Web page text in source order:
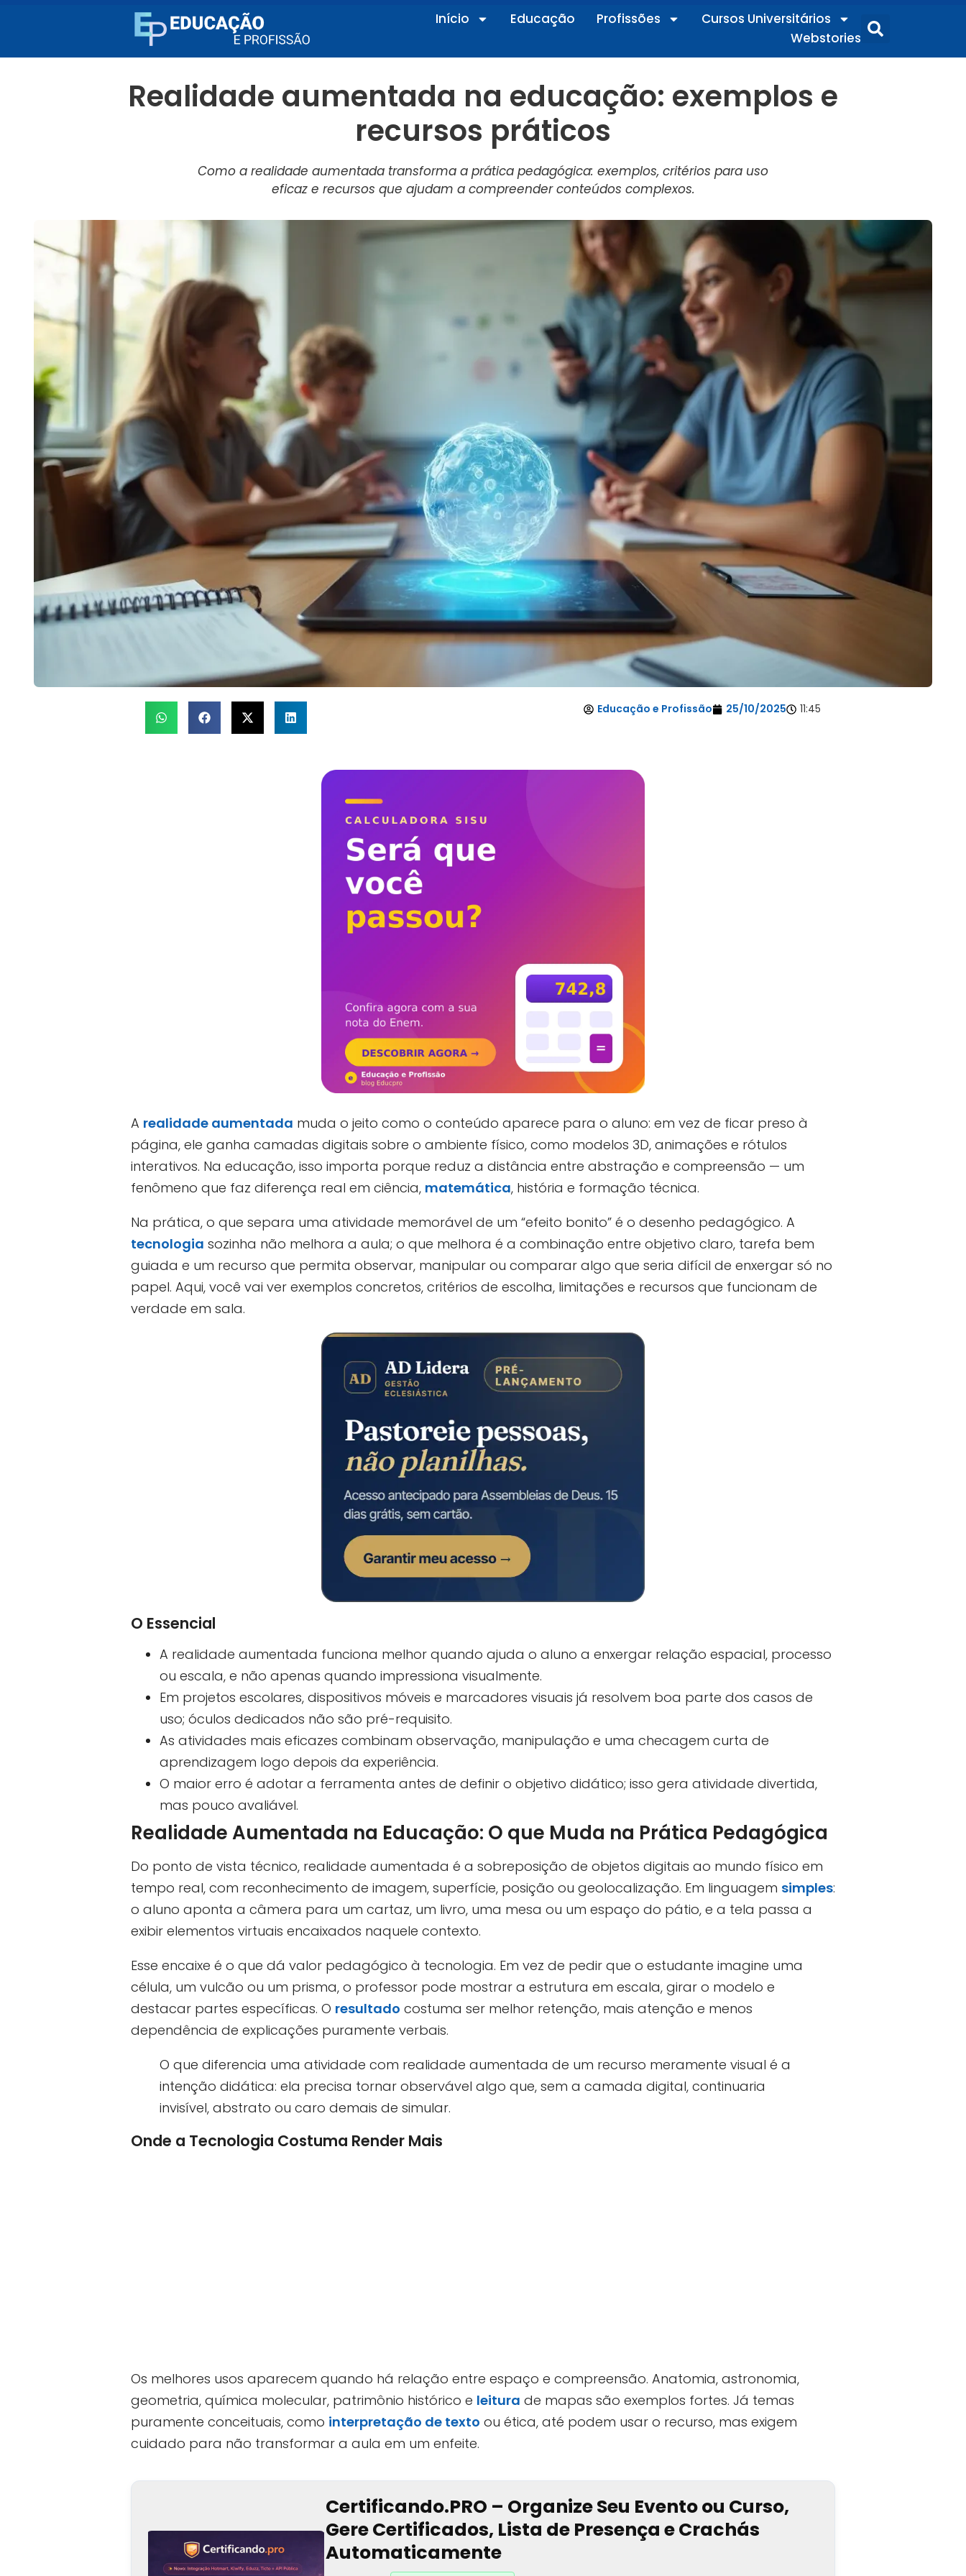
Início Educação Profissões
Cursos Universitários
Webstories
Realidade aumentada na educação: exemplos e
recursos práticos
Como a realidade aumentada transforma a prática pedagógica: exemplos, critérios para uso
eficaz e recursos que ajudam a compreender conteúdos complexos.
Educação e Profissão 25/10/2025 11:45
A realidade aumentada muda o jeito como o conteúdo aparece para o aluno: em vez de ficar preso à
página, ele ganha camadas digitais sobre o ambiente físico, como modelos 3D, animações e rótulos
interativos. Na educação, isso importa porque reduz a distância entre abstração e compreensão — um
fenômeno que faz diferença real em ciência, matemática, história e formação técnica.
Na prática, o que separa uma atividade memorável de um “efeito bonito” é o desenho pedagógico. A
tecnologia sozinha não melhora a aula; o que melhora é a combinação entre objetivo claro, tarefa bem
guiada e um recurso que permita observar, manipular ou comparar algo que seria difícil de enxergar só no
papel. Aqui, você vai ver exemplos concretos, critérios de escolha, limitações e recursos que funcionam de
verdade em sala.
O Essencial
A realidade aumentada funciona melhor quando ajuda o aluno a enxergar relação espacial, processo
ou escala, e não apenas quando impressiona visualmente.
Em projetos escolares, dispositivos móveis e marcadores visuais já resolvem boa parte dos casos de
uso; óculos dedicados não são pré-requisito.
As atividades mais eficazes combinam observação, manipulação e uma checagem curta de
aprendizagem logo depois da experiência.
O maior erro é adotar a ferramenta antes de definir o objetivo didático; isso gera atividade divertida,
mas pouco avaliável.
Realidade Aumentada na Educação: O que Muda na Prática Pedagógica
Do ponto de vista técnico, realidade aumentada é a sobreposição de objetos digitais ao mundo físico em
tempo real, com reconhecimento de imagem, superfície, posição ou geolocalização. Em linguagem simples:
o aluno aponta a câmera para um cartaz, um livro, uma mesa ou um espaço do pátio, e a tela passa a
exibir elementos virtuais encaixados naquele contexto.
Esse encaixe é o que dá valor pedagógico à tecnologia. Em vez de pedir que o estudante imagine uma
célula, um vulcão ou um prisma, o professor pode mostrar a estrutura em escala, girar o modelo e
destacar partes específicas. O resultado costuma ser melhor retenção, mais atenção e menos
dependência de explicações puramente verbais.
O que diferencia uma atividade com realidade aumentada de um recurso meramente visual é a
intenção didática: ela precisa tornar observável algo que, sem a camada digital, continuaria
invisível, abstrato ou caro demais de simular.
Onde a Tecnologia Costuma Render Mais
Os melhores usos aparecem quando há relação entre espaço e compreensão. Anatomia, astronomia,
geometria, química molecular, patrimônio histórico e leitura de mapas são exemplos fortes. Já temas
puramente conceituais, como interpretação de texto ou ética, até podem usar o recurso, mas exigem
cuidado para não transformar a aula em um enfeite.
Certificando.PRO – Organize Seu Evento ou Curso,
Gere Certificados, Lista de Presença e Crachás
Automaticamente